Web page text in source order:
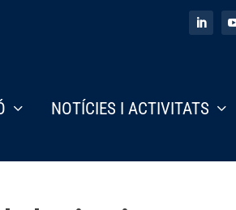
NOTÍCIES I ACTIVITATS